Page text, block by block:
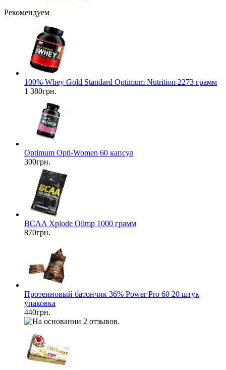
Рекомендуем
100% Whey Gold Standard Optimum Nutrition 2273 грамм
1 380грн.
Optimum Opti-Women 60 капсул
300грн.
BCAA Xplode Olimp 1000 грамм
870грн.
Протеиновый батончик 36% Power Pro 60 20 штук
упаковка
440грн.